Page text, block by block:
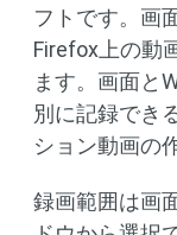
フトです。画
Firefox上の動
ます。画面と
別に記録でき
ション動画の
録画範囲は画